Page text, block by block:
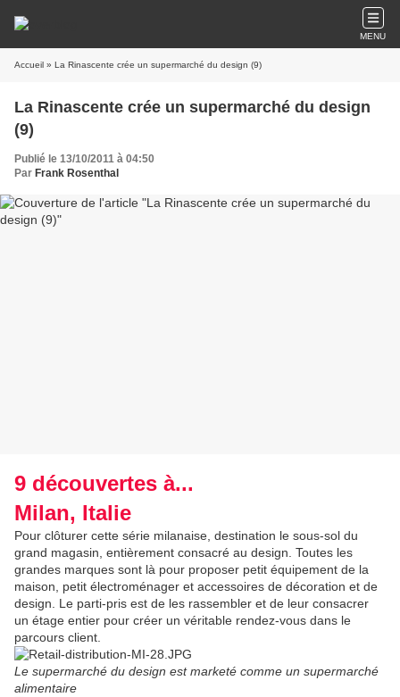
MENU
Accueil » La Rinascente crée un supermarché du design (9)
La Rinascente crée un supermarché du design
(9)
Publié le 13/10/2011 à 04:50
Par Frank Rosenthal
9 découvertes à...
Milan, Italie
Pour clôturer cette série milanaise, destination le sous-sol du
grand magasin, entièrement consacré au design. Toutes les
grandes marques sont là pour proposer petit équipement de la
maison, petit électroménager et accessoires de décoration et de
design. Le parti-pris est de les rassembler et de leur consacrer
un étage entier pour créer un véritable rendez-vous dans le
parcours client.
Le supermarché du design est marketé comme un supermarché
alimentaire